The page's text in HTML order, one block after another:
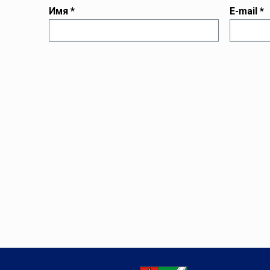
Имя* E-mail*